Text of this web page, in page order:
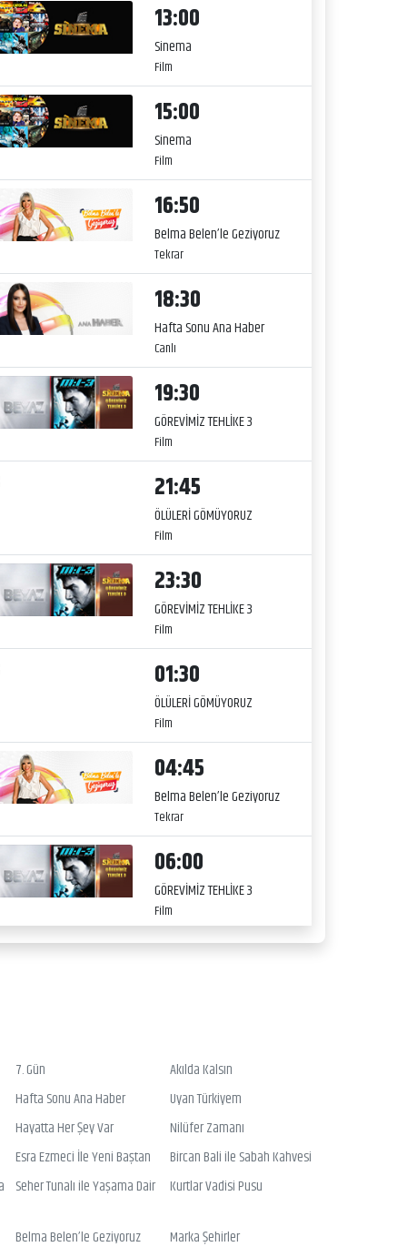
13:00
Sinema
Film
15:00
Sinema
Film
16:50
Belma Belen’le Geziyoruz
Tekrar
18:30
Hafta Sonu Ana Haber
Canlı
19:30
GÖREVİMİZ TEHLİKE 3
Film
21:45
ÖLÜLERİ GÖMÜYORUZ
Film
23:30
GÖREVİMİZ TEHLİKE 3
Film
01:30
ÖLÜLERİ GÖMÜYORUZ
Film
04:45
Belma Belen’le Geziyoruz
Tekrar
06:00
GÖREVİMİZ TEHLİKE 3
Film
7. Gün
Akılda Kalsın
Hafta Sonu Ana Haber
Uyan Türkiyem
Hayatta Her Şey Var
Nilüfer Zamanı
Esra Ezmeci İle Yeni Baştan
Bircan Bali ile Sabah Kahvesi
Seher Tunalı ile Yaşama Dair Kurtlar Vadisi Pusu
Belma Belen’le Geziyoruz
Marka Şehirler